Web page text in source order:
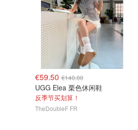
€59.50 €140.00
UGG Elea 栗色休闲鞋
反季节买划算！
TheDoubleF FR